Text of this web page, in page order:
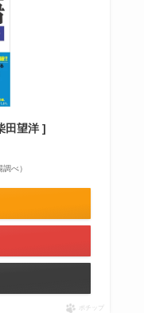
田望洋 ]
べ）
ポチップ